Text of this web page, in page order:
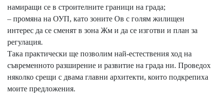
намиращи се в строителните граници на града;
– промяна на ОУП, като зоните Ов с голям жилищен
интерес да се сменят в зона Жм и да се изготви и план за
регулация.
Така практически ще позволим най-естествения ход на
съвременното разширение и развитие на града ни. Проведох
няколко срещи с двама главни архитекти, които подкрепиха
моите предложения.